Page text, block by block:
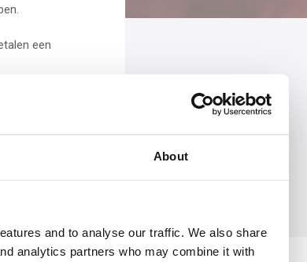
About
and to analyse our traffic. We also share
analytics partners who may combine it with
een